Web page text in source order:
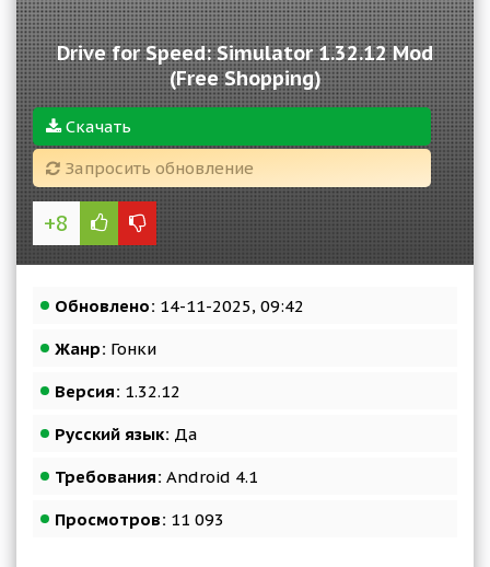
Drive for Speed: Simulator 1.32.12 Mod
(Free Shopping)
Скачать
Запросить обновление
+8
Обновлено: 14-11-2025, 09:42
Жанр: Гонки
Версия: 1.32.12
Русский язык: Да
Требования: Android 4.1
Просмотров: 11 093